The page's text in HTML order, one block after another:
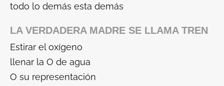
todo lo demás esta demás
LA VERDADERA MADRE SE LLAMA TREN
Estirar el oxígeno
llenar la O de agua
O su representación